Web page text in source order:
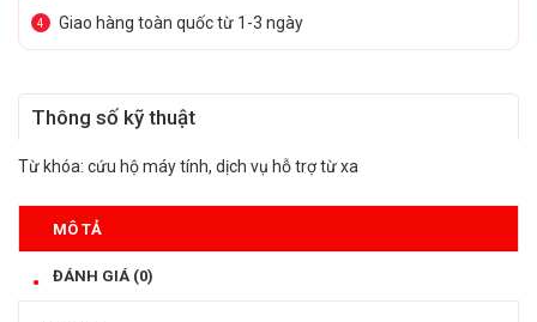
4 Giao hàng toàn quốc từ 1-3 ngày
Thông số kỹ thuật
Từ khóa: cứu hộ máy tính, dịch vụ hỗ trợ từ xa
MÔ TẢ
ĐÁNH GIÁ (0)